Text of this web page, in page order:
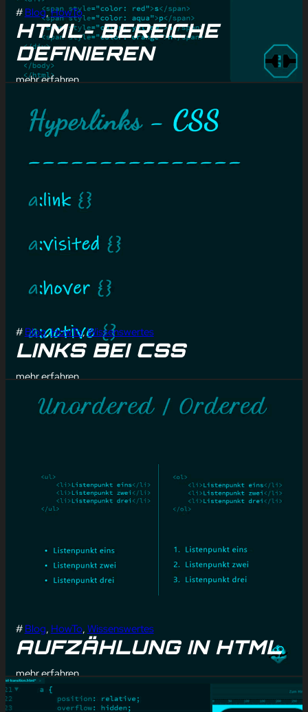
# Blog, HowTo
HTML- BEREICHE
DEFINIEREN
mehr erfahren
# Blog, HowTo, Wissenswertes
LINKS BEI CSS
mehr erfahren
# Blog, HowTo, Wissenswertes
AUFZÄHLUNG IN HTML
mehr erfahren